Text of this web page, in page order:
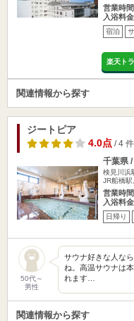
営業時間
入浴料
宿泊
楽天ト
関連情報から探す
ジートピア
4.0点/ 4 件
千葉県
検見川浜
JR船橋
営業時間
入浴料
日帰り
50代～
男性
サウナ好きな人な
ね。高温サウナは
れます…
関連情報から探す